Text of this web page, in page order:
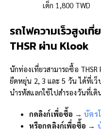
เด็ก 1,800 TWD
รถไฟความเร็วสูงเ
THSR ผ่าน Klook
นักท่องเที่ยวสามารถซื้อ
ยืดหยุ่น 2, 3 และ 5 วัน ได้ที่เว็
นำรหัสแลกใช้ไปสำรองวันที่เดิ
กดลิงก์เพื่อซื้อ → บัตร
หรือกดลิงก์เพื่อซื้อ →